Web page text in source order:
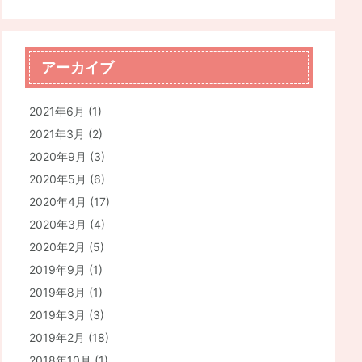
アーカイブ
2021年6月 (1)
2021年3月 (2)
2020年9月 (3)
2020年5月 (6)
2020年4月 (17)
2020年3月 (4)
2020年2月 (5)
2019年9月 (1)
2019年8月 (1)
2019年3月 (3)
2019年2月 (18)